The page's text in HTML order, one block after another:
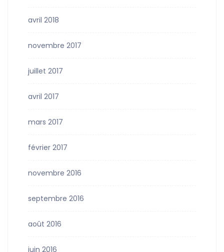
avril 2018
novembre 2017
juillet 2017
avril 2017
mars 2017
février 2017
novembre 2016
septembre 2016
août 2016
juin 2016